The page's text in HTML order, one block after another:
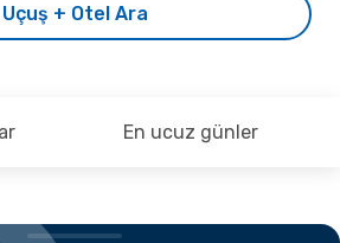
Uçuş + Otel Ara
En ucuz günler